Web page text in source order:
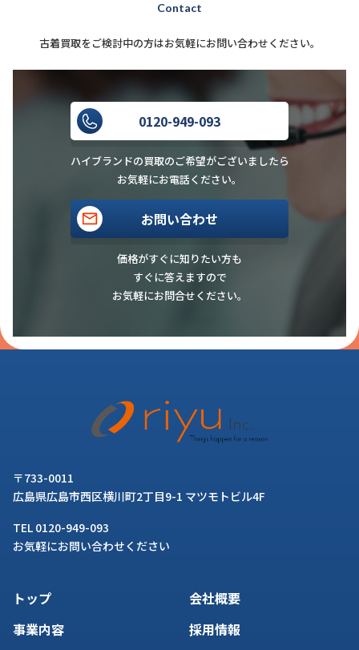
Contact
古着買取をご検討中の方はお気軽にお問い合わせください。
0120-949-093
ハイブランドの買取のご希望がございましたら
お気軽にお電話ください。
お問い合わせ
価格がすぐに知りたい方も
すぐに答えますので
お気軽にお問合せください。
〒733-0011
広島県広島市西区横川町2丁目9-1 マツモトビル4F
TEL 0120-949-093
お気軽にお問い合わせください
トップ
事業内容
会社概要
採用情報